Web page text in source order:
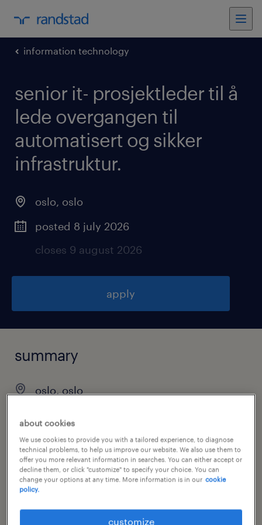
information technology
senior it- prosjektleder til å
lede overgangen til
automatisert og sikker
infrastruktur.
oslo, oslo
posted 8 july 2026
closes 9 august 2026
apply
summary
oslo, oslo
job category
about cookies
We use cookies to provide you with a tailored experience, to diagnose
technical problems, to help us improve our website. We also use them to
offer you more relevant information in searches. You can either accept or
decline them, or click "customize" to specify your choice. You can
change your options at any time. More information is in our cookie
policy.
customize